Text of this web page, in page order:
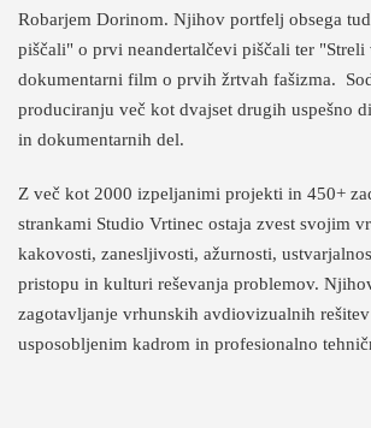
Robarjem Dorinom. Njihov portfelj obsega
piščali" o prvi neandertalčevi piščali ter
dokumentarni film o prvih žrtvah fašizma.
produciranju več kot dvajset drugih uspešno
in dokumentarnih del.
Z več kot 2000 izpeljanimi projekti in 450+
strankami Studio Vrtinec ostaja zvest svojim
kakovosti, zanesljivosti, ažurnosti,
pristopu in kulturi reševanja problemov.
zagotavljanje vrhunskih avdiovizualnih
usposobljenim kadrom in profesionalno